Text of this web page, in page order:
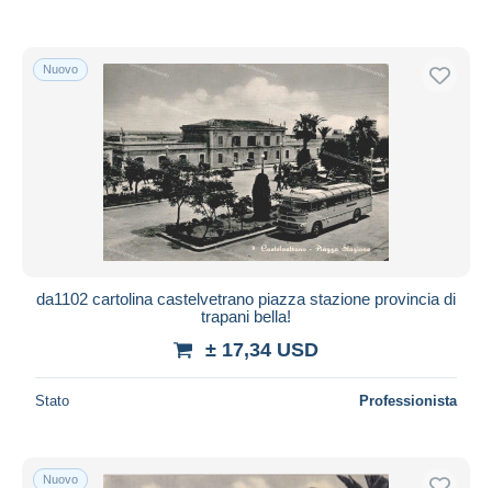
Nuovo
da1102 cartolina castelvetrano piazza stazione provincia di
trapani bella!
± 17,34 USD
Stato Professionista
Nuovo